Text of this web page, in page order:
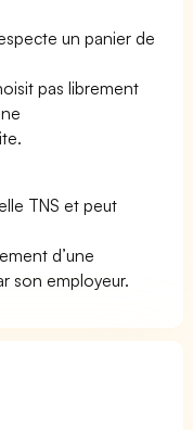
un panier de
pas librement
TNS et peut
d’une
son employeur.